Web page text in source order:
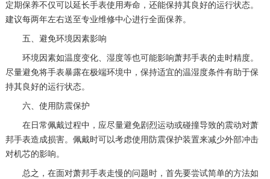
定期保养不仅可以延长手表使用寿命，还能保持其良好的运行状态。
建议每两年左右送至专业维修中心进行全面保养。
五、避免环境因素影响
环境因素如温度变化、湿度等也可能影响萧邦手表的走时精度。
尽量避免将手表暴露在极端环境中，保持适宜的温湿度条件有助于保
持其良好的运行状态。
六、使用防震保护
在日常佩戴过程中，应尽量避免剧烈运动或碰撞导致的震动对萧
邦手表造成损害。佩戴时可以考虑使用防震保护装置来减少外部冲击
对机芯的影响。
总之，在面对萧邦手表走慢的问题时，首先要尝试简单的方法如